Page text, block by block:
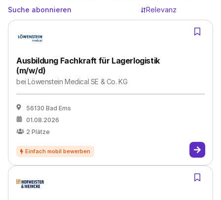
Suche abonnieren Relevanz
Ausbildung Fachkraft für Lagerlogistik
(m/w/d)
beiLöwenstein Medical SE & Co. KG
56130 Bad Ems
01.08.2026
2 Plätze